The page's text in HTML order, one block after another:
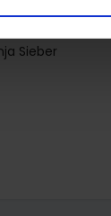
Sieber